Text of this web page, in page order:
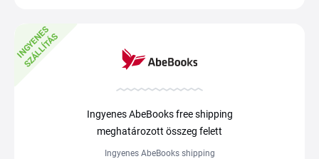
I
N
G
Y
E
N
E
S
S
Z
Á
L
L
Í
T
Á
S
Ingyenes AbeBooks free shipping
meghatározott összeg felett
Ingyenes AbeBooks shipping